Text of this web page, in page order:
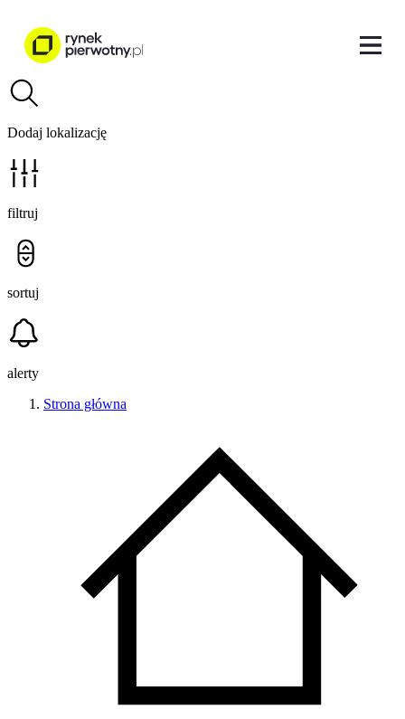
Dodaj lokalizację
filtruj
sortuj
alerty
Strona główna